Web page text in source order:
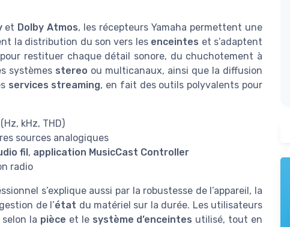
et Dolby Atmos, les récepteurs Yamaha permettent une
la distribution du son vers les enceintes et s’adaptent
restituer chaque détail sonore, du chuchotement à
systèmes stereo ou multicanaux, ainsi que la diffusion
services streaming, en fait des outils polyvalents pour
(Hz, kHz, THD)
sources analogiques
fil, application MusicCast Controller
radio
s’explique aussi par la robustesse de l’appareil, la
de l’état du matériel sur la durée. Les utilisateurs
la pièce et le système d’enceintes utilisé, tout en